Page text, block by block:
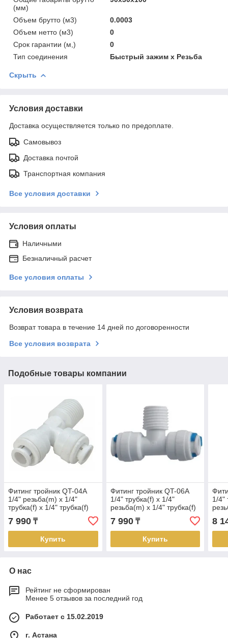
(мм)
Объем брутто (м3)
0.0003
Объем нетто (м3)
0
Срок гарантии (м,)
0
Тип соединения
Быстрый зажим х Резьба
Скрыть
Условия доставки
Доставка осуществляется только по предоплате.
Самовывоз
Доставка почтой
Транспортная компания
Все условия доставки
Условия оплаты
Наличными
Безналичный расчет
Все условия оплаты
Условия возврата
Возврат товара в течение 14 дней по договоренности
Все условия возврата
Подобные товары компании
Фитинг тройник QT-04A
1/4" резьба(m) x 1/4"
трубка(f) x 1/4" трубка(f)
комплект 25 шт.
7 990 ₸
Купить
Фитинг тройник QT-06A
1/4" трубка(f) x 1/4"
резьба(m) x 1/4" трубка(f)
комплект 25 шт.
7 990₸
Купить
1/4"
8
О нас
Рейтинг не сформирован
Менее 5 отзывов за последний год
Работает с 15.02.2019
г. Астана